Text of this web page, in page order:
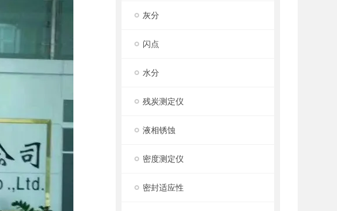
灰分
闪点
水分
残炭测定仪
液相锈蚀
密度测定仪
密封适应性